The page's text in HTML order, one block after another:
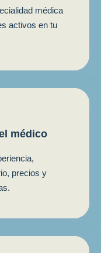
médica
activos en tu
médico
precios y